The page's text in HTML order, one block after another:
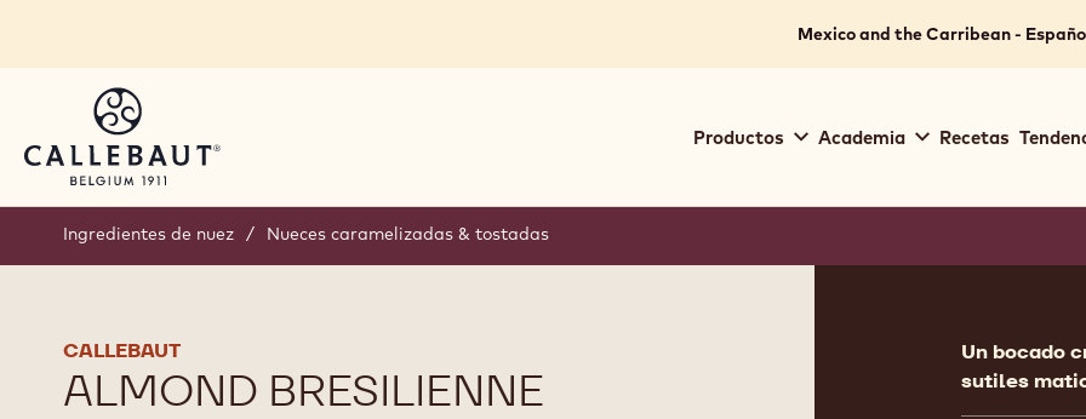
Mexico and the Carribean -
navigation
Productos Academia Recetas
Ingredientes de nuez / Nueces caramelizadas & tostadas
CALLEBAUT
ALMOND BRESILIENNE
Un bocado
sutiles